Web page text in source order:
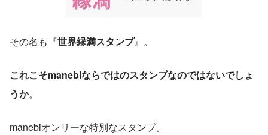
その名も『世界縁満スタンプ』。
これこそmanebiならではのスタンプなのではないでしょ
うか。
manebiオンリーな特別なスタンプ。